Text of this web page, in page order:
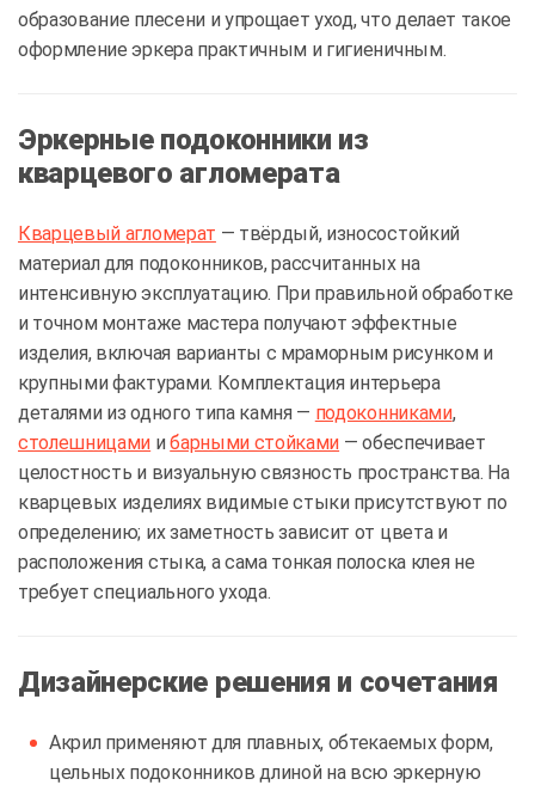
образование плесени и упрощает уход, что делает такое
оформление эркера практичным и гигиеничным.
Эркерные подоконники из
кварцевого агломерата
Кварцевый агломерат — твёрдый, износостойкий
материал для подоконников, рассчитанных на
интенсивную эксплуатацию. При правильной обработке
и точном монтаже мастера получают эффектные
изделия, включая варианты с мраморным рисунком и
крупными фактурами. Комплектация интерьера
деталями из одного типа камня — подоконниками,
столешницами ибарными стойками — обеспечивает
целостность и визуальную связность пространства. На
кварцевых изделиях видимые стыки присутствуют по
определению; их заметность зависит от цвета и
расположения стыка, а сама тонкая полоска клея не
требует специального ухода.
Дизайнерские решения и сочетания
Акрил применяют для плавных, обтекаемых форм,
цельных подоконников длиной на всю эркерную